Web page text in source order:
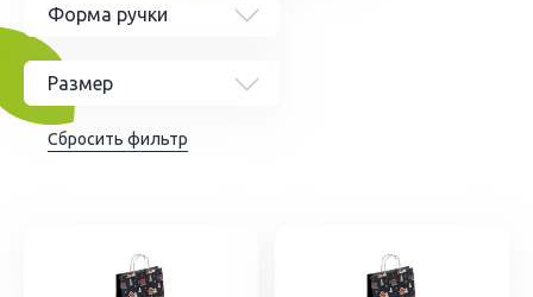
Без печати
Одноцветная
Многоцветная
Форма ручки
Размер
290х220х120
370х320х200
Сбросить фильтр